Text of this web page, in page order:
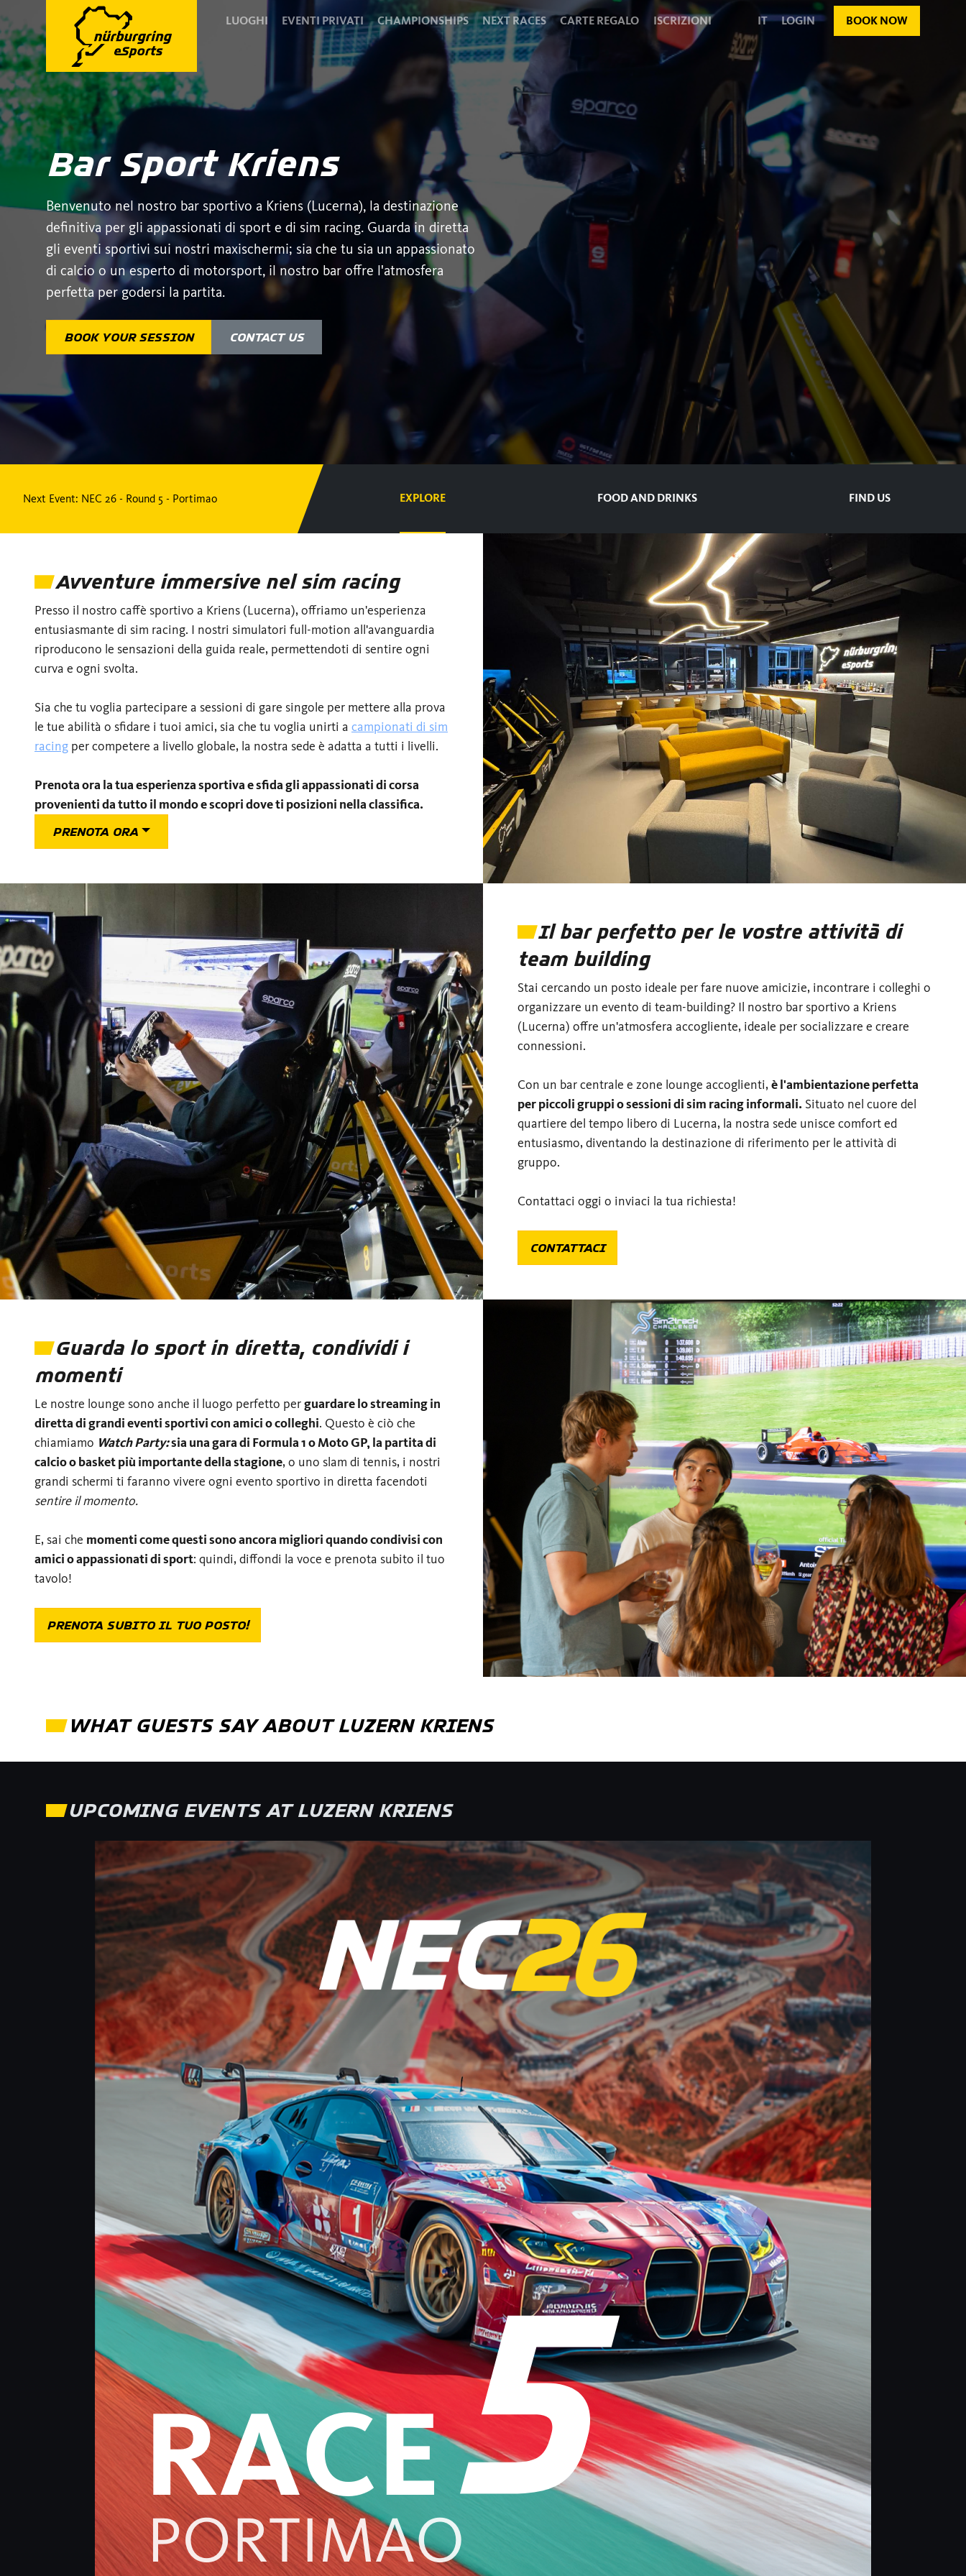
LUOGHI EVENTI PRIVATI CHAMPIONSHIPS NEXT RACES CARTE REGALO ISCRIZIONI IT LOGIN BOOK NOW
Bar Sport Kriens
Benvenuto nel nostro bar sportivo a Kriens (Lucerna), la destinazione
definitiva per gli appassionati di sport e di sim racing. Guarda in diretta
gli eventi sportivi sui nostri maxischermi; sia che tu sia un appassionato
di calcio o un esperto di motorsport, il nostro bar offre l'atmosfera
perfetta per godersi la partita.
BOOK YOUR SESSION CONTACT US
Next Event: NEC 26 - Round 5 - Portimao EXPLORE FOOD AND DRINKS FIND US
Avventure immersive nel sim racing
Presso il nostro caffè sportivo a Kriens (Lucerna), offriamo un'esperienza
entusiasmante di sim racing. I nostri simulatori full-motion all'avanguardia
riproducono le sensazioni della guida reale, permettendoti di sentire ogni
curva e ogni svolta.
Sia che tu voglia partecipare a sessioni di gare singole per mettere alla prova
le tue abilità o sfidare i tuoi amici, sia che tu voglia unirti a campionati di sim
racing per competere a livello globale, la nostra sede è adatta a tutti i livelli.
Prenota ora la tua esperienza sportiva e sfida gli appassionati di corsa
provenienti da tutto il mondo e scopri dove ti posizioni nella classifica.
PRENOTA ORA
Il bar perfetto per le vostre attività di
team building
Stai cercando un posto ideale per fare nuove amicizie, incontrare i colleghi o
organizzare un evento di team-building? Il nostro bar sportivo a Kriens
(Lucerna) offre un'atmosfera accogliente, ideale per socializzare e creare
connessioni.
Con un bar centrale e zone lounge accoglienti, è l'ambientazione perfetta
per piccoli gruppi o sessioni di sim racing informali. Situato nel cuore del
quartiere del tempo libero di Lucerna, la nostra sede unisce comfort ed
entusiasmo, diventando la destinazione di riferimento per le attività di
gruppo.
Contattaci oggi o inviaci la tua richiesta!
CONTATTACI
Guarda lo sport in diretta, condividi i
momenti
Le nostre lounge sono anche il luogo perfetto perguardare lo streaming in
diretta di grandi eventi sportivi con amici o colleghi. Questo è ciò che
chiamiamo Watch Party:sia una gara di Formula 1 o Moto GP, la partita di
calcio o basket più importante della stagione, o uno slam di tennis, i nostri
grandi schermi ti faranno vivere ogni evento sportivo in diretta facendoti
sentire il momento.
E, sai che momenti come questi sono ancora migliori quando condivisi con
amici o appassionati di sport: quindi, diffondi la voce e prenota subito il tuo
tavolo!
PRENOTA SUBITO IL TUO POSTO!
WHAT GUESTS SAY ABOUTLUZERN KRIENS
UPCOMING EVENTS ATLUZERN KRIENS